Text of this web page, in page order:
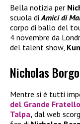
Bella notizia per
scuola di Amici di
corpo di ballo del
4 novembre da
del talent show,
Nicholas
Mentre si è tutti
del Grande Fratello
Talpa, dal web